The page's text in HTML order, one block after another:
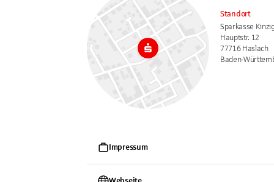
Standort
Sparkasse
Hauptstr. 12
77716 Haslach
Baden-
Impressum